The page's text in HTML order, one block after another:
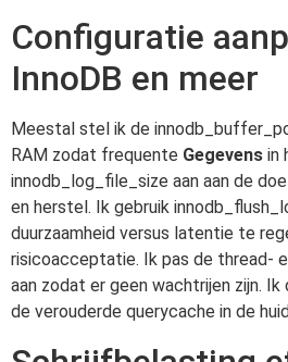
Configuratie
InnoDB en meer
Meestal stel ik de
RAM zodat frequente Gegevens in
innodb_log_file_size aan aan de
en herstel. Ik gebruik
duurzaamheid versus latentie te
risicoacceptatie. Ik pas de thread-
aan zodat er geen wachtrijen zijn.
de verouderde querycache in de